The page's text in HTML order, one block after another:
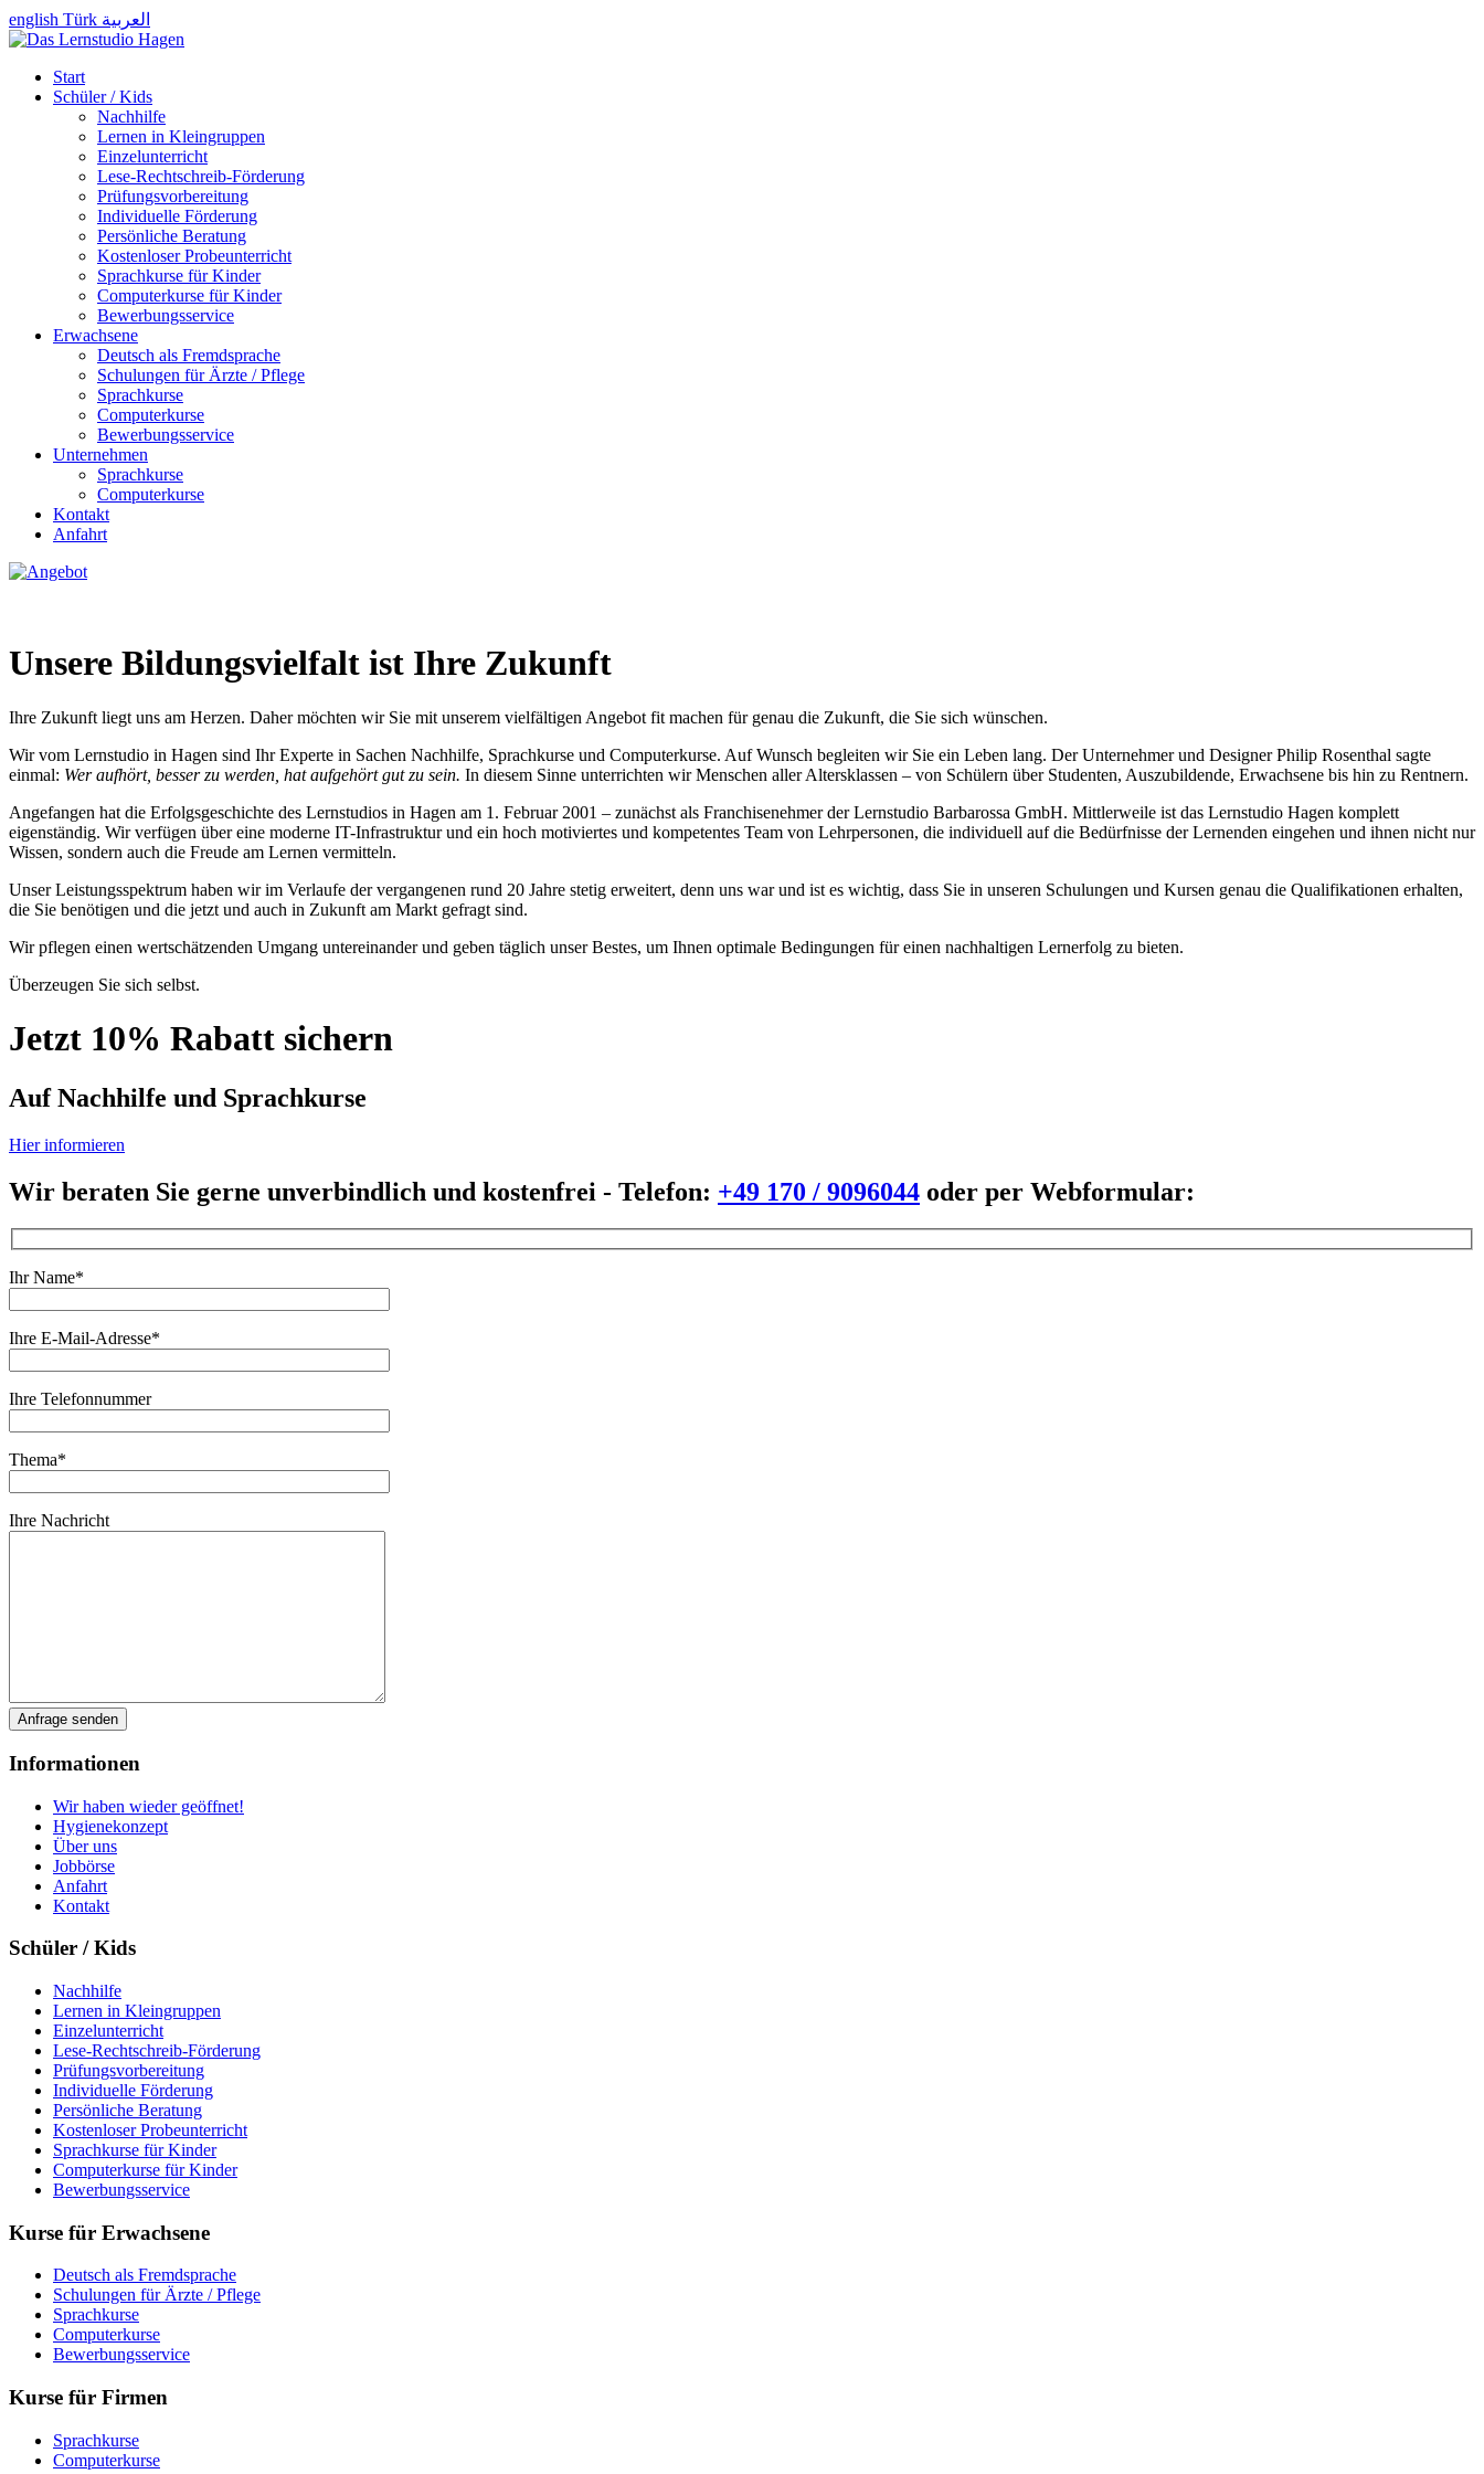
english Türk العربية
Start
Schüler / Kids
Nachhilfe
Lernen in Kleingruppen
Einzelunterricht
Lese-Rechtschreib-Förderung
Prüfungsvorbereitung
Individuelle Förderung
Persönliche Beratung
Kostenloser Probeunterricht
Sprachkurse für Kinder
Computerkurse für Kinder
Bewerbungsservice
Erwachsene
Deutsch als Fremdsprache
Schulungen für Ärzte / Pflege
Sprachkurse
Computerkurse
Bewerbungsservice
Unternehmen
Sprachkurse
Computerkurse
Kontakt
Anfahrt
Unsere Bildungsvielfalt ist Ihre Zukunft
Ihre Zukunft liegt uns am Herzen. Daher möchten wir Sie mit unserem vielfältigen Angebot fit machen für genau die Zukunft, die Sie sich wünschen.
Wir vom Lernstudio in Hagen sind Ihr Experte in Sachen Nachhilfe, Sprachkurse und Computerkurse. Auf Wunsch begleiten wir Sie ein Leben lang. Der Unternehmer und Designer Philip Rosenthal sagte
einmal: Wer aufhört, besser zu werden, hat aufgehört gut zu sein. In diesem Sinne unterrichten wir Menschen aller Altersklassen – von Schülern über Studenten, Auszubildende, Erwachsene bis hin zu Rentnern.
Angefangen hat die Erfolgsgeschichte des Lernstudios in Hagen am 1. Februar 2001 – zunächst als Franchisenehmer der Lernstudio Barbarossa GmbH. Mittlerweile ist das Lernstudio Hagen komplett
eigenständig. Wir verfügen über eine moderne IT-Infrastruktur und ein hoch motiviertes und kompetentes Team von Lehrpersonen, die individuell auf die Bedürfnisse der Lernenden eingehen und ihnen nicht nur
Wissen, sondern auch die Freude am Lernen vermitteln.
Unser Leistungsspektrum haben wir im Verlaufe der vergangenen rund 20 Jahre stetig erweitert, denn uns war und ist es wichtig, dass Sie in unseren Schulungen und Kursen genau die Qualifikationen erhalten,
die Sie benötigen und die jetzt und auch in Zukunft am Markt gefragt sind.
Wir pflegen einen wertschätzenden Umgang untereinander und geben täglich unser Bestes, um Ihnen optimale Bedingungen für einen nachhaltigen Lernerfolg zu bieten.
Überzeugen Sie sich selbst.
Jetzt 10% Rabatt sichern
Auf Nachhilfe und Sprachkurse
Hier informieren
Wir beraten Sie gerne unverbindlich und kostenfrei - Telefon: +49 170 / 9096044 oder per Webformular:
Ihr Name*
Ihre E-Mail-Adresse*
Ihre Telefonnummer
Thema*
Ihre Nachricht
Informationen
Wir haben wieder geöffnet!
Hygienekonzept
Über uns
Jobbörse
Anfahrt
Kontakt
Schüler / Kids
Nachhilfe
Lernen in Kleingruppen
Einzelunterricht
Lese-Rechtschreib-Förderung
Prüfungsvorbereitung
Individuelle Förderung
Persönliche Beratung
Kostenloser Probeunterricht
Sprachkurse für Kinder
Computerkurse für Kinder
Bewerbungsservice
Kurse für Erwachsene
Deutsch als Fremdsprache
Schulungen für Ärzte / Pflege
Sprachkurse
Computerkurse
Bewerbungsservice
Kurse für Firmen
Sprachkurse
Computerkurse